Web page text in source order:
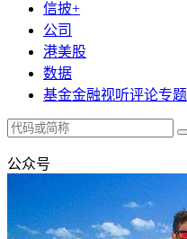
信披+
公司
港美股
数据
基金金融视听评论专题
公众号